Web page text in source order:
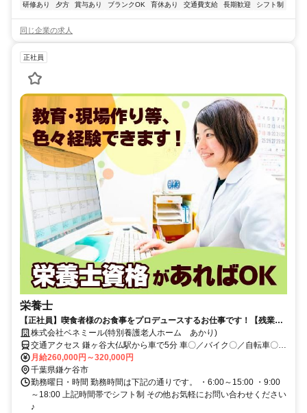
研修あり
夕方 賞与あり ブランクOK 育休あり 交通費支給 長期歓迎 シフト制
同じ企業の求人
正社員
栄養士
【正社員】喫食者様のお食事をプロデュースするお仕事です！【残業月
約5時間／希望休月3回／育児補助】
株式会社ベネミール(特別養護老人ホーム あかり)
交通アクセス 鎌ヶ谷大仏駅から車で5分 車〇／バイク〇／自転車〇／
公共交通機関〇
月給260,000円～320,000円
千葉県鎌ケ谷市
勤務曜日・時間 勤務時間は下記の通りです。 ・6:00～15:00 ・9:00
～18:00 上記時間帯でシフト制 その他お気軽にお問い合わせください
♪